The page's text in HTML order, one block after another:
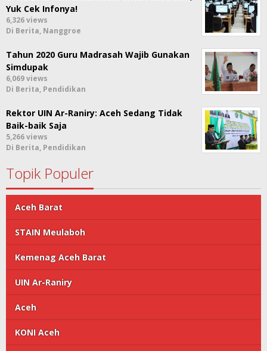
Yuk Cek Infonya!
6,326 views
Di Berita, Nanggroe
Tahun 2020 Guru Madrasah Wajib Gunakan
Simdupak
6,069 views
Di Berita, Pendidikan
Rektor UIN Ar-Raniry: Aceh Sedang Tidak
Baik-baik Saja
5,266 views
Di Berita, Pendidikan
Topik Populer
Aceh Barat
STAIN Meulaboh
Kemenag Aceh Barat
UIN Ar-Raniry
Aceh
KONI Aceh